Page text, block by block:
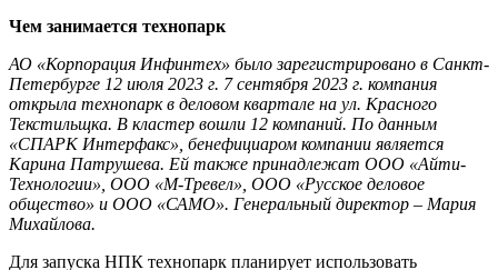
Чем занимается технопарк
АО «Корпорация Инфинтех» было зарегистрировано в Санкт-
Петербурге 12 июля 2023 г. 7 сентября 2023 г. компания
открыла технопарк в деловом квартале на ул. Красного
Текстильщка. В кластер вошли 12 компаний. По данным
«СПАРК Интерфакс», бенефициаром компании является
Карина Патрушева. Ей также принадлежат ООО «Айти-
Технологии», ООО «М-Тревел», ООО «Русское деловое
общество» и ООО «САМО». Генеральный директор – Мария
Михайлова.
Для запуска НПК технопарк планирует использовать